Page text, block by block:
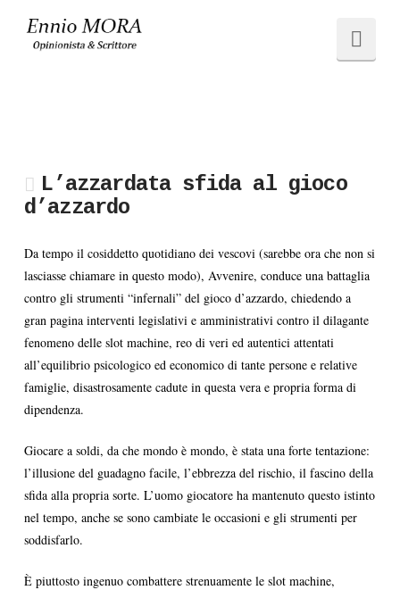
Ennio
L’azzardata sfida al gioco
d’azzardo
Da tempo il cosiddetto quotidiano dei vescovi (sarebbe ora che non si
lasciasse chiamare in questo modo), Avvenire, conduce una battaglia
contro gli strumenti “infernali” del gioco d’azzardo, chiedendo a
gran pagina interventi legislativi e amministrativi contro il dilagante
fenomeno delle slot machine, reo di veri ed autentici attentati
all’equilibrio psicologico ed economico di tante persone e relative
famiglie, disastrosamente cadute in questa vera e propria forma di
dipendenza.
Giocare a soldi, da che mondo è mondo, è stata una forte tentazione:
l’illusione del guadagno facile, l’ebbrezza del rischio, il fascino della
sfida alla propria sorte. L’uomo giocatore ha mantenuto questo istinto
nel tempo, anche se sono cambiate le occasioni e gli strumenti per
soddisfarlo.
È piuttosto ingenuo combattere strenuamente le slot machine,